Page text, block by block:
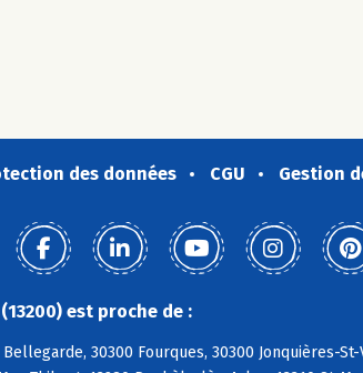
des données CGU Gestion
est proche de :
30300 Fourques, 30300 Jonquières-